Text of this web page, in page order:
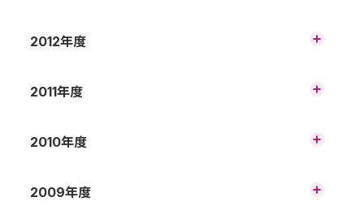
2018年3月期 第1四半期 財務諸表の概況
（連結）
2017年3月期 第1四半期 財務諸表の概況
（連結）
2016年3月期 第1四半期 財務諸表の概況（連
2015年3月期 第3四半期 財務諸表の概況
（連結）
2015年3月期 第1四半期 財務諸表の概況（連
2014年3月期 財務諸表の概況（連結）
2014年3月期 第3四半期 財務諸表の概況
（連結）
2012年度
平成25年3月期（2012年度） 財務諸表の概
務諸表の概況（連結）
2011年度
平成24年3月期（2011年度） 財務諸表の概
2010年度
平成23年3月期（2010年度） 財務諸表の概
2009年度